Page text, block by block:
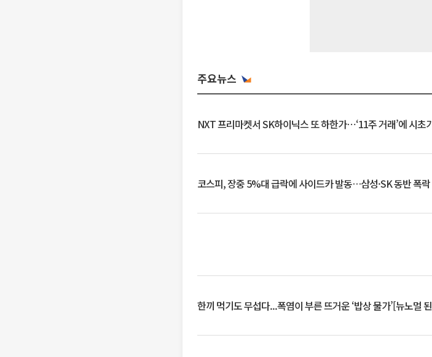
주요뉴스
NXT 프리마켓서 SK하이닉스 또 하한가⋯‘11주 거래’에 시초
코스피, 장중 5%대 급락에 사이드카 발동…삼성·SK 동반 폭락
한끼 먹기도 무섭다...폭염이 부른 뜨거운 ‘밥상 물가’[뉴노멀